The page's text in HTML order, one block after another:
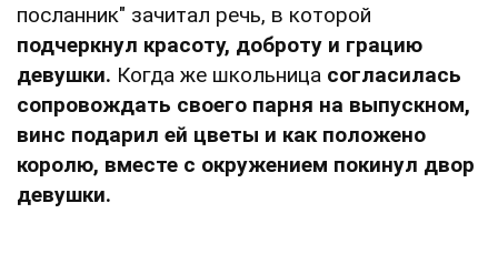
посланник" зачитал речь, в которой
подчеркнул красоту, доброту и грацию
девушки. Когда же школьница согласилась
сопровождать своего парня на выпускном,
винс подарил ей цветы и как положено
королю, вместе с окружением покинул двор
девушки.